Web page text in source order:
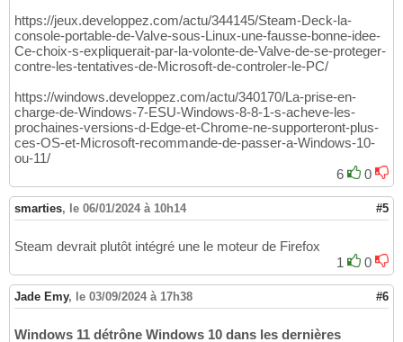
https://jeux.developpez.com/actu/344145/Steam-Deck-la-
console-portable-de-Valve-sous-Linux-une-fausse-bonne-idee-
Ce-choix-s-expliquerait-par-la-volonte-de-Valve-de-se-proteger-
contre-les-tentatives-de-Microsoft-de-controler-le-PC/
https://windows.developpez.com/actu/340170/La-prise-en-
charge-de-Windows-7-ESU-Windows-8-8-1-s-acheve-les-
prochaines-versions-d-Edge-et-Chrome-ne-supporteront-plus-
ces-OS-et-Microsoft-recommande-de-passer-a-Windows-10-
ou-11/
6
0
smarties, le 06/01/2024 à 10h14 #5
Steam devrait plutôt intégré une le moteur de Firefox
1
0
Jade Emy, le 03/09/2024 à 17h38 #6
Windows 11 détrône Windows 10 dans les dernières